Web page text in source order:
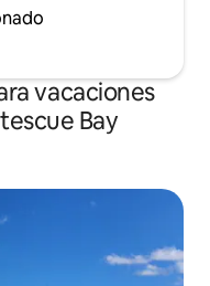
vacaciones
Bay